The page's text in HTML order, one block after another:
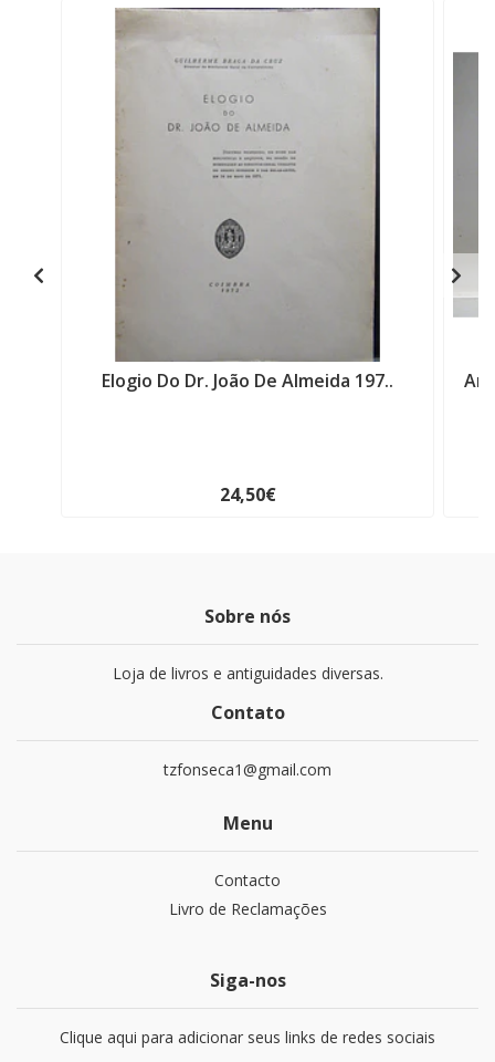
Elogio Do Dr. João De Almeida 197..
24,50€
Sobre nós
Loja de livros e antiguidades diversas.
Contato
tzfonseca1@gmail.com
Menu
Contacto
Livro de Reclamações
Siga-nos
Clique aqui para adicionar seus links de redes sociais